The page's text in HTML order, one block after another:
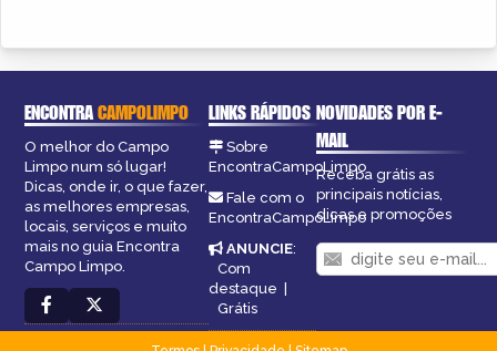
ENCONTRACAMPOLIMPO
O melhor do Campo
Limpo num só lugar!
Dicas, onde ir, o que fazer,
as melhores empresas,
locais, serviços e muito
mais no guia Encontra
Campo Limpo.
LINKS RÁPIDOS
Sobre
EncontraCampoLimpo
Fale com o
EncontraCampoLimpo
ANUNCIE:
Com
destaque |
Grátis
NOVIDADES POR E-
MAIL
Receba grátis as
principais notícias,
dicas e promoções